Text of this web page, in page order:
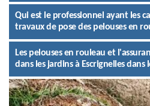
Qui est le professionnel ayant les
travaux de pose des pelouses en
Les pelouses en rouleau et
dans les jardins à Escrignelles dans